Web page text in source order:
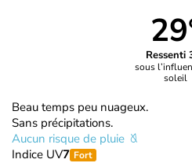
Ressenti
sous
soleil
Beau temps peu nuageux.
Sans précipitations.
Aucun risque de pluie
Indice UV7 Fort